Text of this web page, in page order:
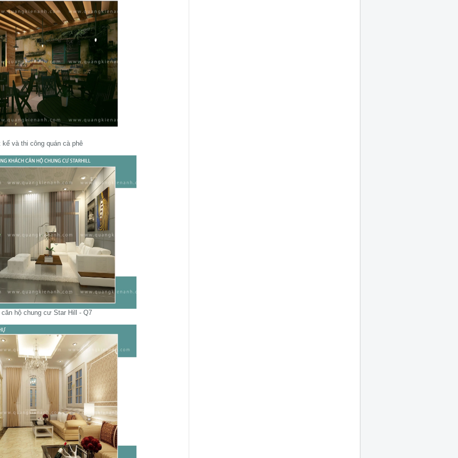
kế và thi công quán cà phê
hộ chung cư Star Hill - Q7